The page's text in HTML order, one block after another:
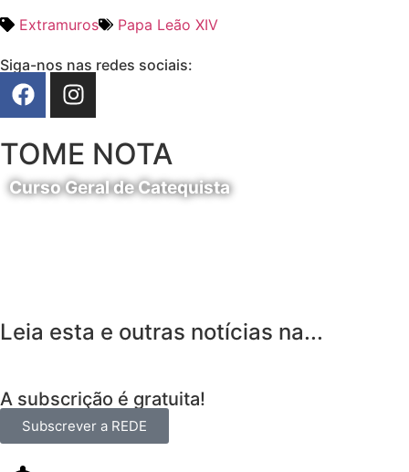
Extramuros
Papa Leão XIV
Siga-nos nas redes sociais:
TOME NOTA
Curso Geral de Catequista
Leia esta e outras notícias na...
A subscrição é gratuita!
Subscrever a REDE